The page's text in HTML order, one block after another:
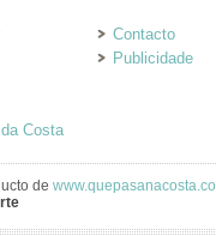
Costa
Contacto
Publicidade
de